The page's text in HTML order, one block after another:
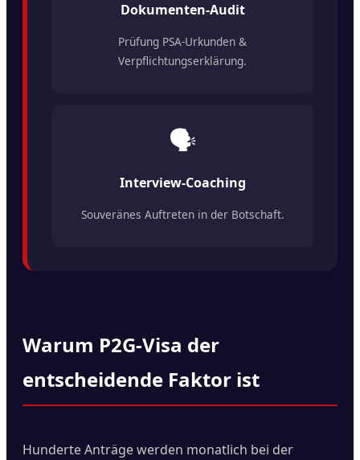
Dokumenten-Audit
Prüfung PSA-Urkunden &
Verpflichtungserklärung.
🗣️
Interview-Coaching
Souveränes Auftreten in der Botschaft.
Warum P2G-Visa der
entscheidende Faktor ist
Hunderte Anträge werden monatlich bei der